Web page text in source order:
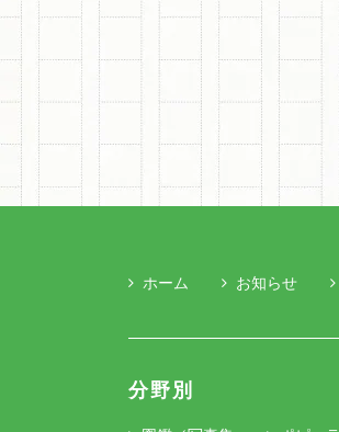
ホーム お知らせ
分野別